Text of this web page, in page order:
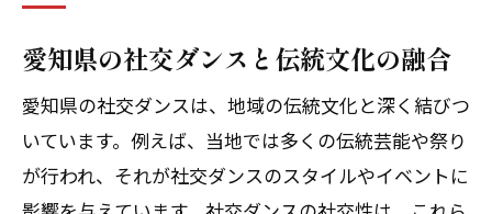
愛知県の社交ダンスと伝統文化の融合
愛知県の社交ダンスは、地域の伝統文化と深く結びつ
いています。例えば、当地では多くの伝統芸能や祭り
が行われ、それが社交ダンスのスタイルやイベントに